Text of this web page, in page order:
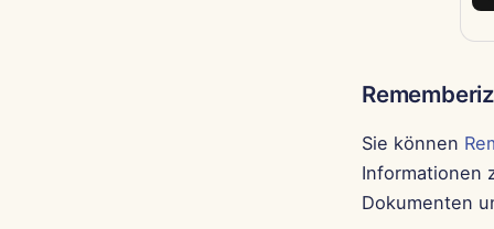
Sie können
Informationen
Dokumenten